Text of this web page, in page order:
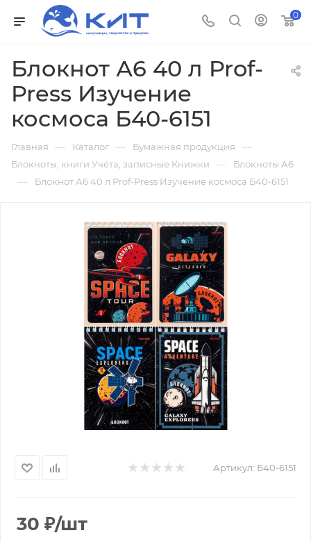
0
Блокнот А6 40 л Prof-
Press Изучение
космоса Б40-6151
Главная — Каталог — Бумажная продукция —
Блокноты, книги Учёта, записные Книжки — Блокноты А6
— Блокнот А6 40 л Prof-Press Изучение космоса Б40-6151
Артикул: Б40-6151
30 ₽/шт